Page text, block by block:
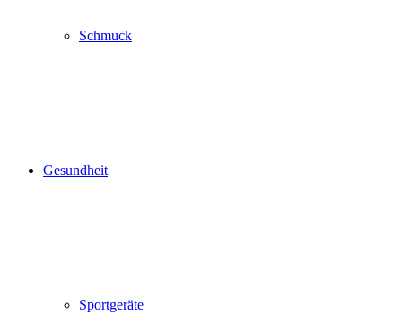
Schmuck
Gesundheit
Sportgeräte